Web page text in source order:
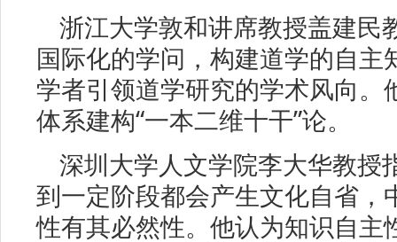
浙江大学敦和讲席教授盖建民
国际化的学问，构建道学的自主
学者引领道学研究的学术风向。
体系建构“一本二维十干”论。
深圳大学人文学院李大华教授
到一定阶段都会产生文化自省，
性有其必然性。他认为知识自主